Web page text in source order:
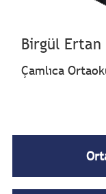
Birgül Ertan
Çamlıca